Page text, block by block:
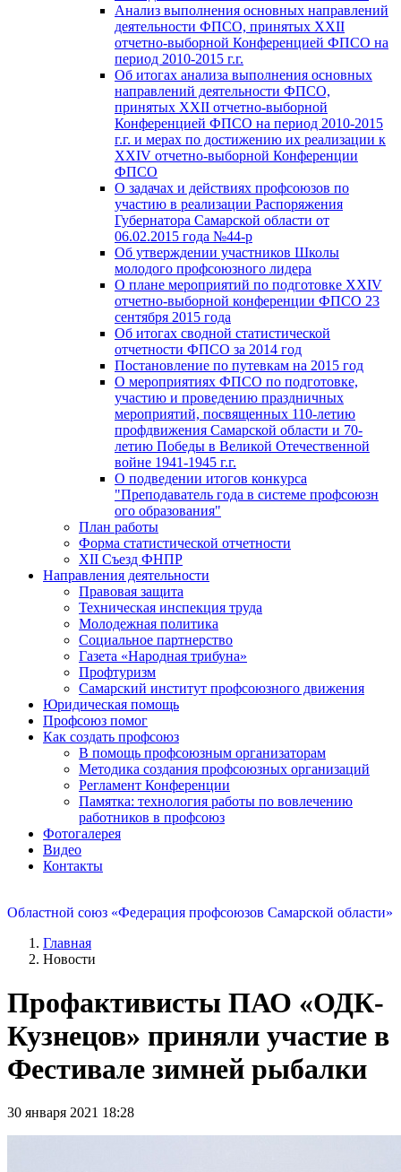
Анализ выполнения основных направлений
деятельности ФПСО, принятых XXII
отчетно-выборной Конференцией ФПСО на
период 2010-2015 г.г.
Об итогах анализа выполнения основных
направлений деятельности ФПСО,
принятых XXII отчетно-выборной
Конференцией ФПСО на период 2010-2015
г.г. и мерах по достижению их реализации к
XXIV отчетно-выборной Конференции
ФПСО
О задачах и действиях профсоюзов по
участию в реализации Распоряжения
Губернатора Самарской области от
06.02.2015 года №44-р
Об утверждении участников Школы
молодого профсоюзного лидера
О плане мероприятий по подготовке XXIV
отчетно-выборной конференции ФПСО 23
сентября 2015 года
Об итогах сводной статистической
отчетности ФПСО за 2014 год
Постановление по путевкам на 2015 год
О мероприятиях ФПСО по подготовке,
участию и проведению праздничных
мероприятий, посвященных 110-летию
профдвижения Самарской области и 70-
летию Победы в Великой Отечественной
войне 1941-1945 г.г.
О подведении итогов конкурса
"Преподаватель года в системе профсоюзн
ого образования"
План работы
Форма статистической отчетности
XII Съезд ФНПР
Направления деятельности
Правовая защита
Техническая инспекция труда
Молодежная политика
Социальное партнерство
Газета «Народная трибуна»
Профтуризм
Самарский институт профсоюзного движения
Юридическая помощь
Профсоюз помог
Как создать профсоюз
В помощь профсоюзным организаторам
Методика создания профсоюзных организаций
Регламент Конференции
Памятка: технология работы по вовлечению
работников в профсоюз
Фотогалерея
Видео
Контакты
Областной союз «Федерация профсоюзов Самарской области»
Главная
Новости
Профактивисты ПАО «ОДК-
Кузнецов» приняли участие в
Фестивале зимней рыбалки
30 января 2021 18:28